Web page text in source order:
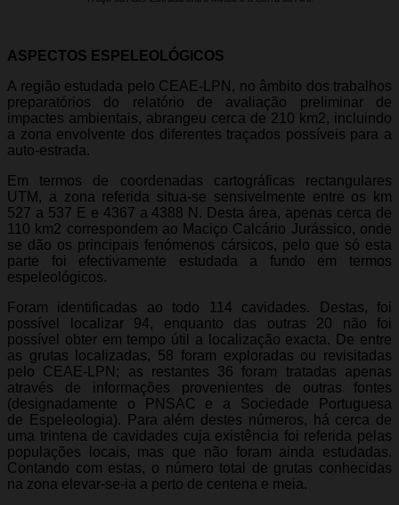
ASPECTOS ESPELEOLÓGICOS
A região estudada pelo CEAE-LPN, no âmbito dos trabalhos
preparatórios do relatório de avaliação preliminar de
impactes ambientais, abrangeu cerca de 210 km2, incluindo
a zona envolvente dos diferentes traçados possíveis para a
auto-estrada.
Em termos de coordenadas cartográficas rectangulares
UTM, a zona referida situa-se sensivelmente entre os km
527 a 537 E e 4367 a 4388 N. Desta área, apenas cerca de
110 km2 correspondem ao Maciço Calcário Jurássico, onde
se dão os principais fenómenos cársicos, pelo que só esta
parte foi efectivamente estudada a fundo em termos
espeleológicos.
Foram identificadas ao todo 114 cavidades. Destas, foi
possível localizar 94, enquanto das outras 20 não foi
possível obter em tempo útil a localização exacta. De entre
as grutas localizadas, 58 foram exploradas ou revisitadas
pelo CEAE-LPN; as restantes 36 foram tratadas apenas
através de informações provenientes de outras fontes
(designadamente o PNSAC e a Sociedade Portuguesa
de Espeleologia). Para além destes números, há cerca de
uma trintena de cavidades cuja existência foi referida pelas
populações locais, mas que não foram ainda estudadas.
Contando com estas, o número total de grutas conhecidas
na zona elevar-se-ia a perto de centena e meia.